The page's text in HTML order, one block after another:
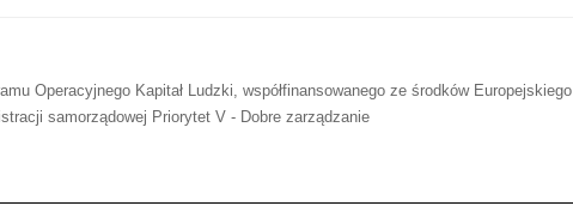
Operacyjnego Kapitał Ludzki, współfinansowanego ze środków Europejskiego
samorządowej Priorytet V - Dobre zarządzanie